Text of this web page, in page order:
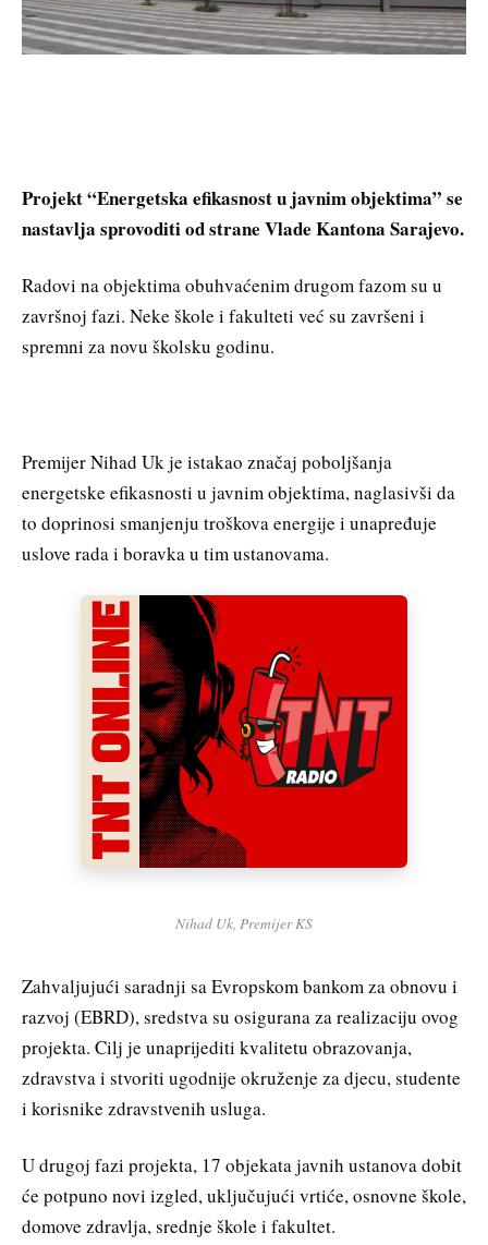
Projekt “Energetska efikasnost u javnim objektima” se
nastavlja sprovoditi od strane Vlade Kantona Sarajevo.
Radovi na objektima obuhvaćenim drugom fazom su u
završnoj fazi. Neke škole i fakulteti već su završeni i
spremni za novu školsku godinu.
Premijer Nihad Uk je istakao značaj poboljšanja
energetske efikasnosti u javnim objektima, naglasivši da
to doprinosi smanjenju troškova energije i unapređuje
uslove rada i boravka u tim ustanovama.
Nihad Uk, Premijer KS
Zahvaljujući saradnji sa Evropskom bankom za obnovu i
razvoj (EBRD), sredstva su osigurana za realizaciju ovog
projekta. Cilj je unaprijediti kvalitetu obrazovanja,
zdravstva i stvoriti ugodnije okruženje za djecu, studente
i korisnike zdravstvenih usluga.
U drugoj fazi projekta, 17 objekata javnih ustanova dobit
će potpuno novi izgled, uključujući vrtiće, osnovne škole,
domove zdravlja, srednje škole i fakultet.